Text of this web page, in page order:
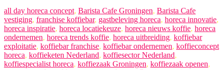
all day horeca concept, Barista Cafe Groningen, Barista Cafe
vestiging, franchise koffiebar, gastbeleving horeca, horeca innovatie,
horeca inspiratie, horeca locatiekeuze, horeca nieuws koffie, horeca
ondernemen, horeca trends koffie, horeca uitbreiding, koffiebar
exploitatie, koffiebar franchise, koffiebar ondernemen, koffieconcept
horeca, koffieketen Nederland, koffiesector Nederland,
koffiespecialist horeca, koffiezaak Groningen, koffiezaak openen,